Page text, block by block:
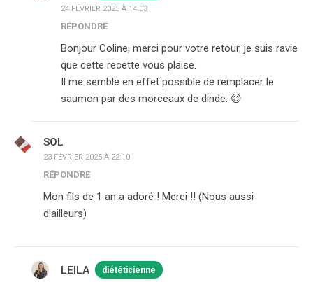
24 FÉVRIER 2025 À 14:03
RÉPONDRE
Bonjour Coline, merci pour votre retour, je suis ravie
que cette recette vous plaise.
Il me semble en effet possible de remplacer le
saumon par des morceaux de dinde. 😊
SOL
23 FÉVRIER 2025 À 22:10
RÉPONDRE
Mon fils de 1 an a adoré ! Merci !! (Nous aussi
d’ailleurs)
LEILA diététicienne